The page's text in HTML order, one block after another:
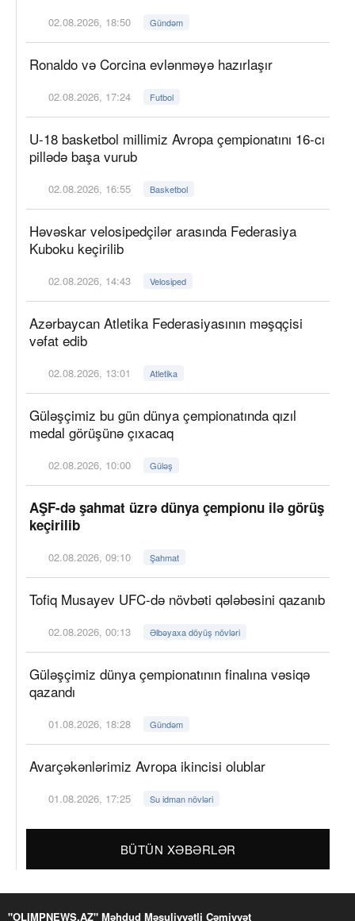
02.08.2026, 18:50 Gündəm
Ronaldo və Corcina evlənməyə hazırlaşır
02.08.2026, 17:24 Futbol
U-18 basketbol millimiz Avropa çempionatını 16-cı
pillədə başa vurub
02.08.2026, 16:55 Basketbol
Həvəskar velosipedçilər arasında Federasiya
Kuboku keçirilib
02.08.2026, 14:43 Velosiped
Azərbaycan Atletika Federasiyasının məşqçisi
vəfat edib
02.08.2026, 13:01 Atletika
Güləşçimiz bu gün dünya çempionatında qızıl
medal görüşünə çıxacaq
02.08.2026, 10:00 Güləş
AŞF-də şahmat üzrə dünya çempionu ilə görüş
keçirilib
02.08.2026, 09:10 Şahmat
Tofiq Musayev UFC-də növbəti qələbəsini qazanıb
02.08.2026, 00:13 Əlbəyaxa döyüş növləri
Güləşçimiz dünya çempionatının finalına vəsiqə
qazandı
01.08.2026, 18:28 Gündəm
Avarçəkənlərimiz Avropa ikincisi olublar
01.08.2026, 17:25 Su idman növləri
BÜTÜN XƏBƏRLƏR
"OLIMPNEWS.AZ" Məhdud Məsuliyyətli Cəmiyyət